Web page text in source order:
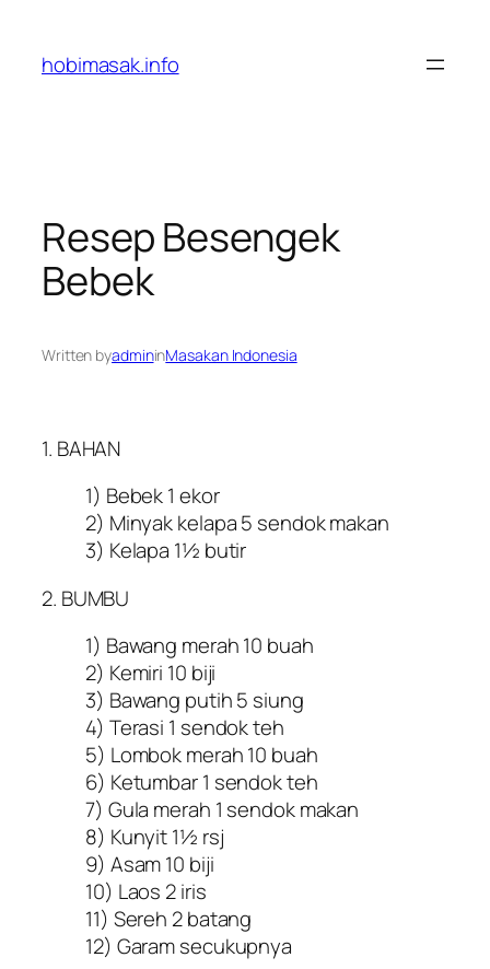
content
hobimasak.info
Resep Besengek
Bebek
Written byadmininMasakan Indonesia
1. BAHAN
1) Bebek 1 ekor
2) Minyak kelapa 5 sendok makan
3) Kelapa 1½ butir
2. BUMBU
1) Bawang merah 10 buah
2) Kemiri 10 biji
3) Bawang putih 5 siung
4) Terasi 1 sendok teh
5) Lombok merah 10 buah
6) Ketumbar 1 sendok teh
7) Gula merah 1 sendok makan
8) Kunyit 1½ rsj
9) Asam 10 biji
10) Laos 2 iris
11) Sereh 2 batang
12) Garam secukupnya